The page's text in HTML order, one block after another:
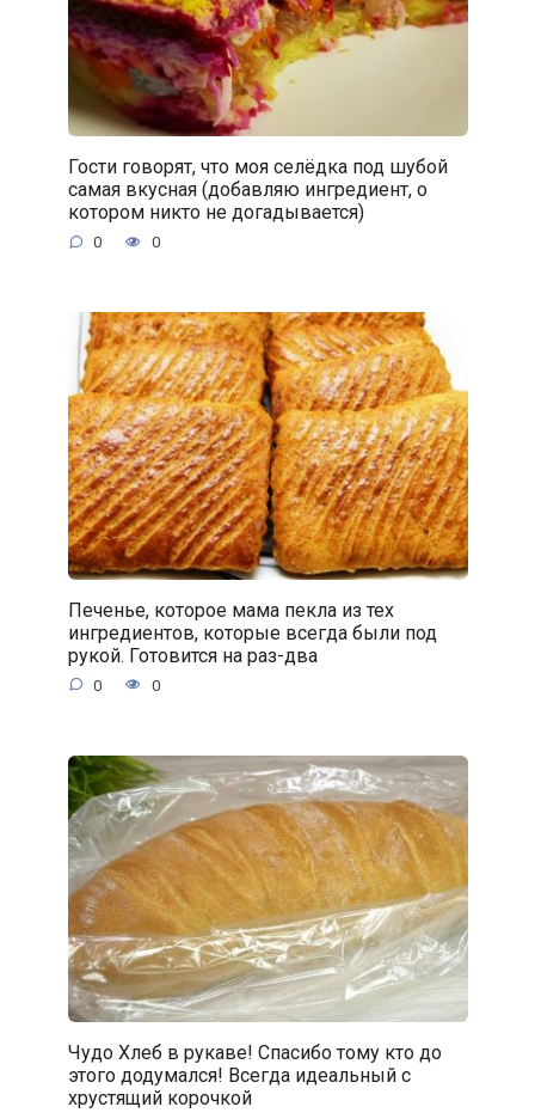
Гости говорят, что моя селёдка под шубой
самая вкусная (добавляю ингредиент, о
котором никто не догадывается)
0 0
Печенье, которое мама пекла из тех
ингредиентов, которые всегда были под
рукой. Готовится на раз-два
0 0
Чудо Хлеб в рукаве! Спасибо тому кто до
этого додумался! Всегда идеальный с
хрустящий корочкой